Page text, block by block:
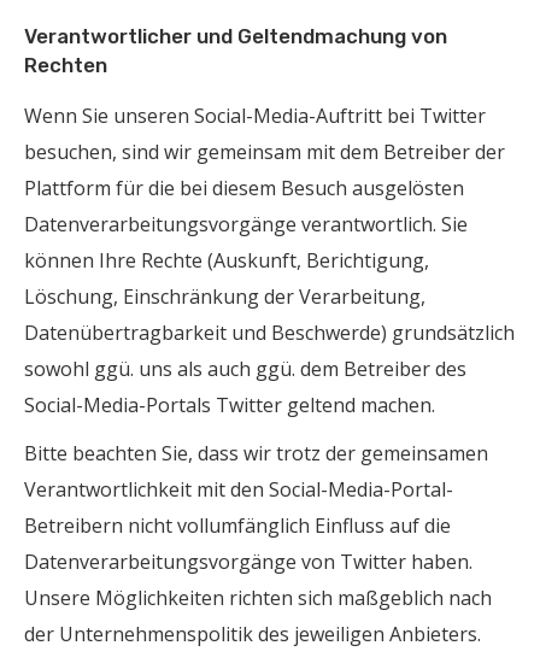
Verantwortlicher und Geltendmachung von
Rechten
Wenn Sie unseren Social-Media-Auftritt bei Twitter
besuchen, sind wir gemeinsam mit dem Betreiber der
Plattform für die bei diesem Besuch ausgelösten
Datenverarbeitungsvorgänge verantwortlich. Sie
können Ihre Rechte (Auskunft, Berichtigung,
Löschung, Einschränkung der Verarbeitung,
Datenübertragbarkeit und Beschwerde) grundsätzlich
sowohl ggü. uns als auch ggü. dem Betreiber des
Social-Media-Portals Twitter geltend machen.
Bitte beachten Sie, dass wir trotz der gemeinsamen
Verantwortlichkeit mit den Social-Media-Portal-
Betreibern nicht vollumfänglich Einfluss auf die
Datenverarbeitungsvorgänge von Twitter haben.
Unsere Möglichkeiten richten sich maßgeblich nach
der Unternehmenspolitik des jeweiligen Anbieters.